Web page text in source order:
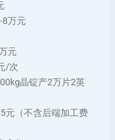
8万元‌
元‌
/次‌
晶锭产2万片2英
元‌（不含后端加工费